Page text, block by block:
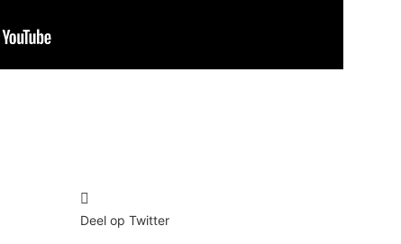
Deel op Twitter